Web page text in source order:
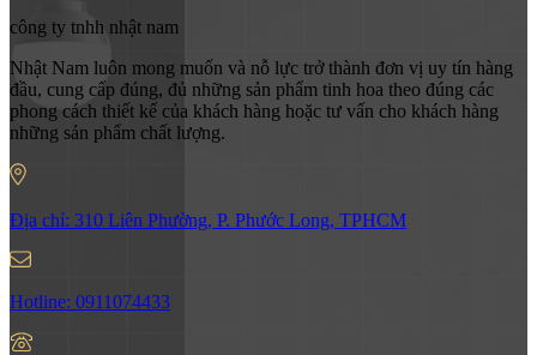
công ty tnhh nhật nam
Nhật Nam luôn mong muốn và nỗ lực trở thành đơn vị uy tín hàng
đầu, cung cấp đúng, đủ những sản phẩm tinh hoa theo đúng các
phong cách thiết kế của khách hàng hoặc tư vấn cho khách hàng
những sản phẩm chất lượng.
Địa chỉ: 310 Liên Phường, P. Phước Long, TPHCM
Hotline: 0911074433